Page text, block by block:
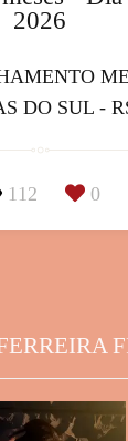
2026
DO SUL -
112 0